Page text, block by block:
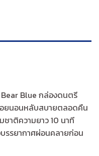
Blue กล่องดนตรี
อยนอนหลับสบายตลอดคืน
าติความยาว 10 นาที
รรยากาศผ่อนคลายก่อน